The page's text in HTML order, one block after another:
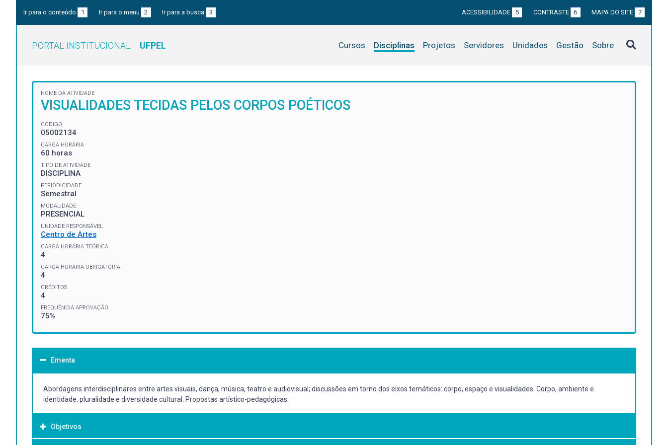
Ir para o conteúdo 1 Ir para o menu 2 Ir para a busca 3 ACESSIBILIDADE 5 CONTRASTE 6 MAPA DO SITE 7
PORTAL INSTITUCIONAL UFPEL Cursos Disciplinas Projetos Servidores Unidades Gestão Sobre
NOME DA ATIVIDADE
VISUALIDADES TECIDAS PELOS CORPOS POÉTICOS
CÓDIGO
05002134
CARGA HORÁRIA
60 horas
TIPO DE ATIVIDADE
DISCIPLINA
PERIODICIDADE
Semestral
MODALIDADE
PRESENCIAL
UNIDADE RESPONSÁVEL
Centro de Artes
CARGA HORÁRIA TEÓRICA
4
CARGA HORÁRIA OBRIGATÓRIA
4
CRÉDITOS
4
FREQUÊNCIA APROVAÇÃO
75%
Ementa
Abordagens interdisciplinares entre artes visuais, dança, música, teatro e audiovisual; discussões em torno dos eixos temáticos: corpo, espaço e visualidades. Corpo, ambiente e
identidade: pluralidade e diversidade cultural. Propostas artístico-pedagógicas.
Objetivos